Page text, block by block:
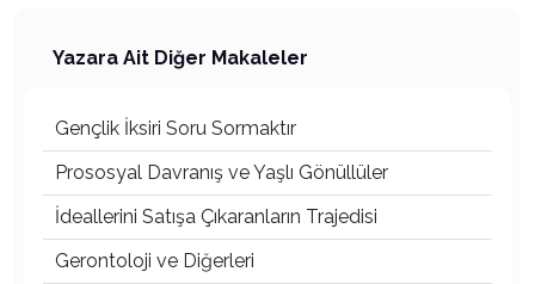
Yazara Ait Diğer Makaleler
Gençlik İksiri Soru Sormaktır
Prososyal Davranış ve Yaşlı Gönüllüler
İdeallerini Satışa Çıkaranların Trajedisi
Gerontoloji ve Diğerleri